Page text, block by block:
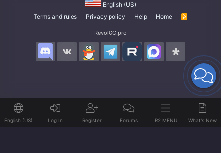
English (US)
Terms and rules
Privacy policy Help Home
R
RevolGC.pro
English (US) Log In Register Forums R2 MENU What's New